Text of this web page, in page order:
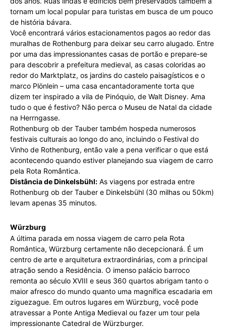
tornam um local popular para turistas em busca de um pouco
de história bávara.
Você encontrará vários estacionamentos pagos ao redor das
muralhas de Rothenburg para deixar seu carro alugado. Entre
por uma das impressionantes casas de portão e prepare-se
para descobrir a prefeitura medieval, as casas coloridas ao
redor do Marktplatz, os jardins do castelo paisagísticos e o
marco Plönlein – uma casa encantadoramente torta que
dizem ter inspirado a vila de Pinóquio, de Walt Disney. Ama
tudo o que é festivo? Não perca o Museu de Natal da cidade
na Herrngasse.
Rothenburg ob der Tauber também hospeda numerosos
festivais culturais ao longo do ano, incluindo o Festival do
Vinho de Rothenburg, então vale a pena verificar o que está
acontecendo quando estiver planejando sua viagem de carro
pela Rota Romântica.
Distância de Dinkelsbühl: As viagens por estrada entre
Rothenburg ob der Tauber e Dinkelsbühl (30 milhas ou 50km)
levam apenas 35 minutos.
Würzburg
A última parada em nossa viagem de carro pela Rota
Romântica, Würzburg certamente não decepcionará. É um
centro de arte e arquitetura extraordinárias, com a principal
atração sendo a Residência. O imenso palácio barroco
remonta ao século XVIII e seus 360 quartos abrigam tanto o
maior afresco do mundo quanto uma magnífica escadaria em
ziguezague. Em outros lugares em Würzburg, você pode
atravessar a Ponte Antiga Medieval ou fazer um tour pela
impressionante Catedral de Würzburger.